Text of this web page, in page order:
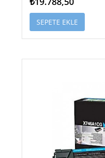
SEPETE EKLE